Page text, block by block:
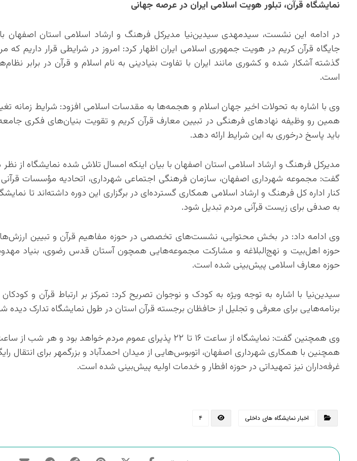
نمایشگاه قرآن، تبلور هویت اسلامی ایران در عرصه جهانی
در ادامه این نشست، سیدمهدی سیدین‌نیا مدیرکل فرهنگ و ارشاد اسلامی استان اصفهان
جایگاه قرآن کریم در هویت جمهوری اسلامی ایران اظهار کرد: امروز در شرایطی قرار داریم که
گذشته آشکار شده و کشوری مانند ایران با تفاوت بنیادینی به نام اسلام و قرآن در برابر
است.
وی با اشاره به تحولات اخیر جهان اسلام و هجمه‌ها به مقدسات اسلامی افزود: شرایط زمانه
همین رو وظیفه نهادهای فرهنگی در تبیین معارف قرآن کریم و تقویت بنیان‌های فکری
باید پاسخ درخوری به این شرایط ارائه دهد.
مدیرکل فرهنگ و ارشاد اسلامی استان اصفهان با بیان اینکه امسال تلاش شده نمایشگاه از نظر
گفت: مجموعه شهرداری اصفهان، سازمان فرهنگی اجتماعی شهرداری، اتحادیه مؤسسات
کنار اداره کل فرهنگ و ارشاد اسلامی همکاری گسترده‌ای در برگزاری این دوره داشته‌اند تا
به صدفی برای زیست قرآنی مردم تبدیل شود.
وی ادامه داد: در بخش محتوایی، نشست‌های تخصصی در حوزه مفاهیم قرآن و تبیین
حوزه اهل‌بیت و نهج‌البلاغه و مشارکت مجموعه‌هایی همچون آستان قدس رضوی، بنیاد
حوزه معارف اسلامی پیش‌بینی شده است.
سیدین‌نیا با اشاره به توجه ویژه به کودک و نوجوان تصریح کرد: تمرکز بر ارتباط قرآن و
برنامه‌هایی برای معرفی و تجلیل از حافظان برجسته قرآن استان در طول نمایشگاه تدارک
همچنین با همکاری شهرداری اصفهان، اتوبوس‌هایی از میدان احمدآباد و بزرگمهر برای انتقال
غرفه‌داران نیز تمهیداتی در حوزه افطار و خدمات اولیه پیش‌بینی شده است.
اخبار نمایشگاه های داخلی ۴